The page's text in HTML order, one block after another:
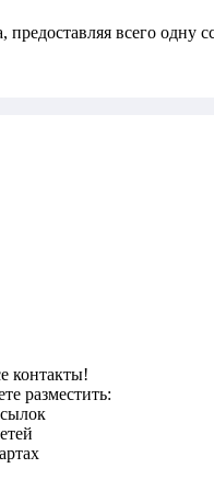
всего одну
контакты!
разместить: